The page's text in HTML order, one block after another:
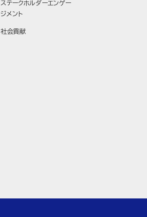
ステークホルダーエンゲー
ジメント
社会貢献